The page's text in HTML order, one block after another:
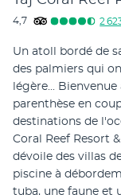
4,7 2
Un atoll bordé de
des palmiers qui
légère...
parenthèse en
destinations de
Coral Reef Resort
dévoile des villas
piscine à
tuba, une faune et